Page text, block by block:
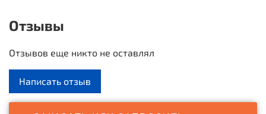
Отзывы
Отзывов еще никто не оставлял
Написать отзыв